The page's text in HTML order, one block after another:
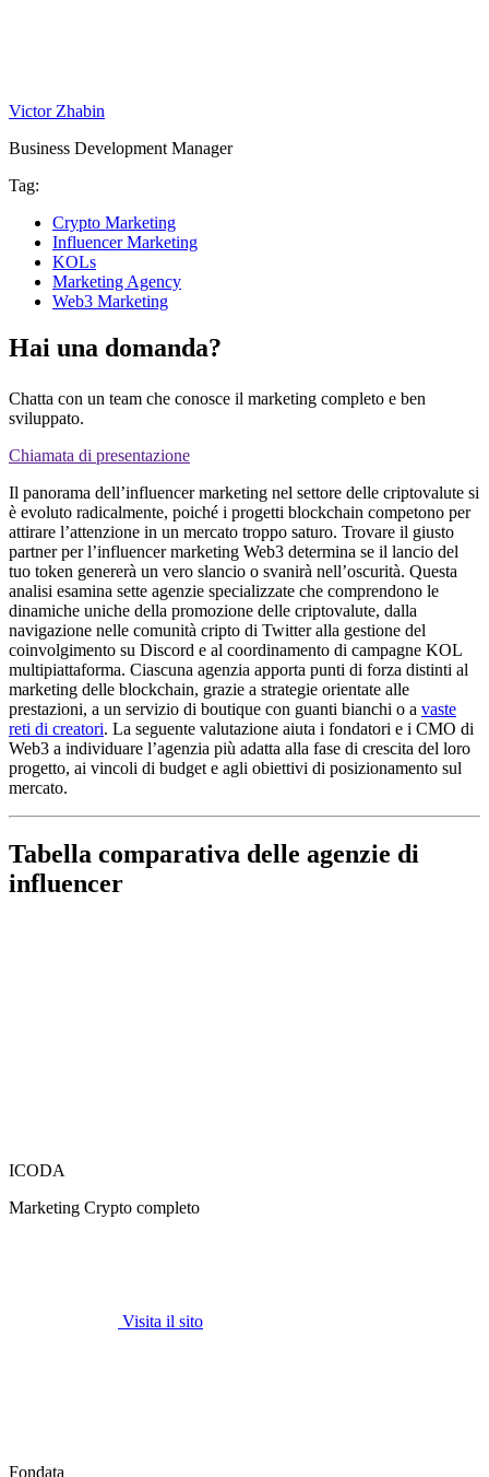
Victor Zhabin
Business Development Manager
Tag:
Crypto Marketing
Influencer Marketing
KOLs
Marketing Agency
Web3 Marketing
Hai una domanda?
Chatta con un team che conosce il marketing completo e ben
sviluppato.
Chiamata di presentazione
Il panorama dell’influencer marketing nel settore delle criptovalute si
è evoluto radicalmente, poiché i progetti blockchain competono per
attirare l’attenzione in un mercato troppo saturo. Trovare il giusto
partner per l’influencer marketing Web3 determina se il lancio del
tuo token genererà un vero slancio o svanirà nell’oscurità. Questa
analisi esamina sette agenzie specializzate che comprendono le
dinamiche uniche della promozione delle criptovalute, dalla
navigazione nelle comunità cripto di Twitter alla gestione del
coinvolgimento su Discord e al coordinamento di campagne KOL
multipiattaforma. Ciascuna agenzia apporta punti di forza distinti al
marketing delle blockchain, grazie a strategie orientate alle
prestazioni, a un servizio di boutique con guanti bianchi o a vaste
reti di creatori. La seguente valutazione aiuta i fondatori e i CMO di
Web3 a individuare l’agenzia più adatta alla fase di crescita del loro
progetto, ai vincoli di budget e agli obiettivi di posizionamento sul
mercato.
Tabella comparativa delle agenzie di
influencer
ICODA
Marketing Crypto completo
Visita il sito
Fondata